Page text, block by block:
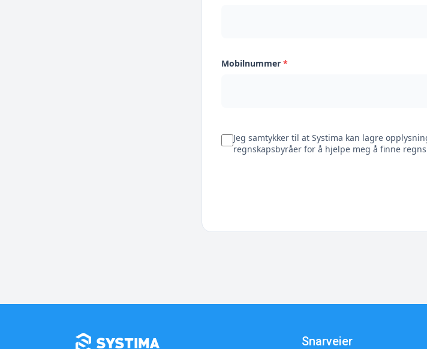
Mobilnummer *
Jeg samtykker til at Systima kan lagre
regnskapsbyråer for å hjelpe meg å finne
Snarveier